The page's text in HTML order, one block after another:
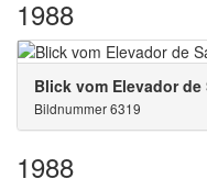
1988
Blick vom Elevador
Bildnummer 6319
1988